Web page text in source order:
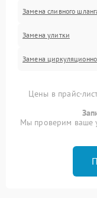
Замена сливного
Замена улитки
Замена
Цены в прайс-
Мы проверим ваше